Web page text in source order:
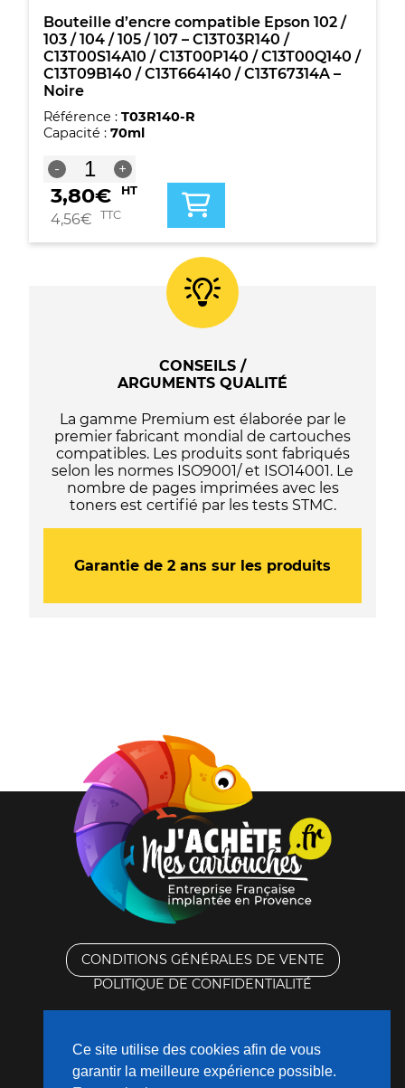
C13T00S24A10
/
C13T00P240
/
C13T00R240
/
C13T09B240
C13T664240
/
C13T67324A
-
Bouteille d’encre compatible Epson 102 /
103 / 104 / 105 / 107 – C13T03R140 /
C13T00S14A10 / C13T00P140 / C13T00Q140 /
C13T09B140 / C13T664140 / C13T67314A –
Noire
Référence : T03R140-R
Capacité : 70ml
-
quantité
de
Bouteille
d'encre
Epson
-
C13T03R140
/
C13T00S14A10
/
C13T00P140
C13T09B140
+
3,80€ HT
4,56€ TTC
CONSEILS /
ARGUMENTS QUALITÉ
La gamme Premium est élaborée par le
premier fabricant mondial de cartouches
compatibles. Les produits sont fabriqués
selon les normes ISO9001/ et ISO14001. Le
nombre de pages imprimées avec les
toners est certifié par les tests STMC.
Garantie de 2 ans sur les produits
CONDITIONS GÉNÉRALES DE VENTE
POLITIQUE DE CONFIDENTIALITÉ
CONTACTEZ-NOUS
Ce site utilise des cookies afin de vous
garantir la meilleure expérience possible.